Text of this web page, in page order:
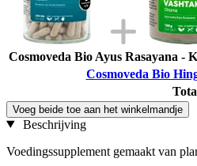
Cosmoveda Bio Ayus Rasayana -
Cosmoveda Bio
Voeg beide toe aan het winkelmandje
Beschrijving
Voedingssupplement gemaakt van